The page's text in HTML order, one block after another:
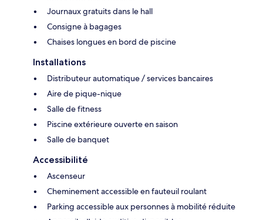
Journaux gratuits dans le hall
Consigne à bagages
Chaises longues en bord de piscine
Installations
Distributeur automatique / services bancaires
Aire de pique-nique
Salle de fitness
Piscine extérieure ouverte en saison
Salle de banquet
Accessibilité
Ascenseur
Cheminement accessible en fauteuil roulant
Parking accessible aux personnes à mobilité réduite